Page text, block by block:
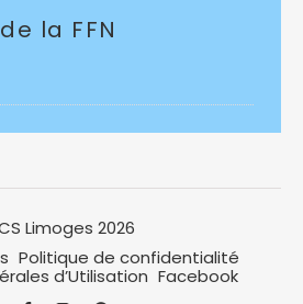
la FFN
Limoges 2026
Politique de confidentialité
d’Utilisation Facebook